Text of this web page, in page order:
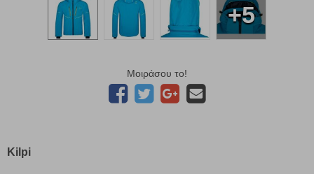
+5
Μοιράσου το!
Kilpi